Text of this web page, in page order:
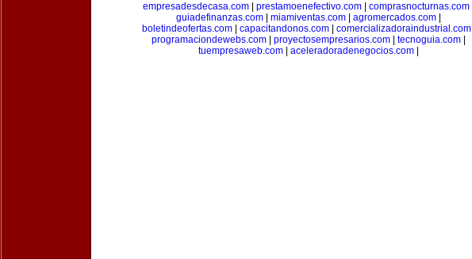
empresadesdecasa.com
prestamoenefectivo.com comprasnocturnas.com
guiadefinanzas.com
miamiventas.com agromercados.com
boletindeofertas.com| capacitandonos.com| comercializadoraindustrial.com|
programaciondewebs.com
proyectosempresarios.com tecnoguia.com
tuempresaweb.com
aceleradoradenegocios.com